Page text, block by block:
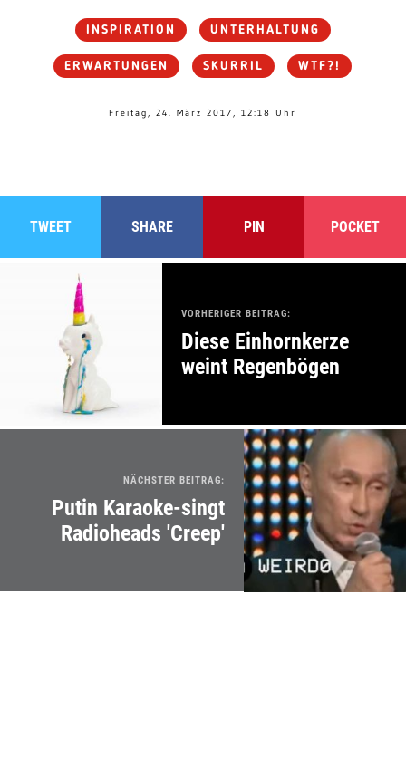
INSPIRATION UNTERHALTUNG
ERWARTUNGEN SKURRIL WTF?!
Freitag, 24. März 2017, 12:18 Uhr
TWEET SHARE PIN POCKET
VORHERIGER BEITRAG:
Diese Einhornkerze
weint Regenbögen
NÄCHSTER BEITRAG:
Putin Karaoke-singt
Radioheads 'Creep'